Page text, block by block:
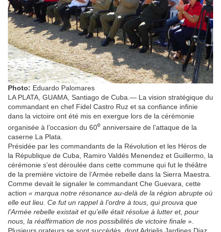
Photo: Eduardo Palomares
LA PLATA, GUAMA, Santiago de Cuba.— La vision stratégique du
commandant en chef Fidel Castro Ruz et sa confiance infinie
dans la victoire ont été mis en exergue lors de la cérémonie
organisée à l’occasion du 60e anniversaire de l’attaque de la
caserne La Plata.
Présidée par les commandants de la Révolution et les Héros de
la République de Cuba, Ramiro Valdés Menendez et Guillermo, la
cérémonie s’est déroulée dans cette commune qui fut le théâtre
de la première victoire de l’Armée rebelle dans la Sierra Maestra.
Comme devait le signaler le commandant Che Guevara, cette
action « marqua notre résonance au-delà de la région abrupte où
elle eut lieu. Ce fut un rappel à l’ordre à tous, qui prouva que
l’Armée rebelle existait et qu’elle était résolue à lutter et, pour
nous, la réaffirmation de nos possibilités de victoire finale ».